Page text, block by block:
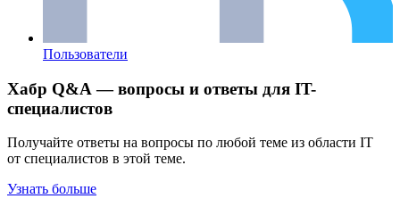
Пользователи
Хабр Q&A — вопросы и ответы для IT-
специалистов
Получайте ответы на вопросы по любой теме из области IT
от специалистов в этой теме.
Узнать больше